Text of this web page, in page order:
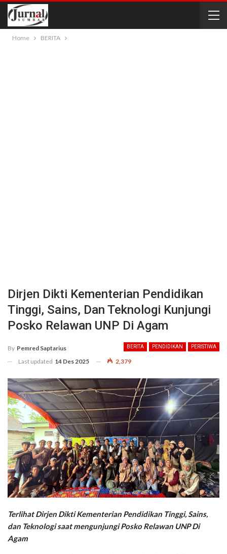
Home BERITA
Dirjen Dikti Kementerian Pendidikan
Tinggi, Sains, Dan Teknologi Kunjungi
Posko Relawan UNP Di Agam
BERITA PENDIDIKAN PERISTIWA
By Pemred Saptarius
Last updated 14 Des 2025 2,379
Terlihat Dirjen Dikti Kementerian Pendidikan Tinggi, Sains,
dan Teknologi saat mengunjungi Posko Relawan UNP Di
Agam